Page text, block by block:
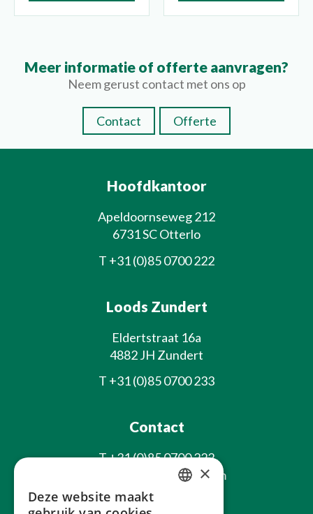
Meer informatie of offerte aanvragen?
Neem gerust contact met ons op
Contact Offerte
Hoofdkantoor
Apeldoornseweg 212
6731 SC Otterlo
T +31 (0)85 0700 222
Loods Zundert
Eldertstraat 16a
4882 JH Zundert
T +31 (0)85 0700 233
Contact
T+31 (0)85 0700 222
info@laxsjonplants.com
Blijf op de hoogte
×
Deze website maakt